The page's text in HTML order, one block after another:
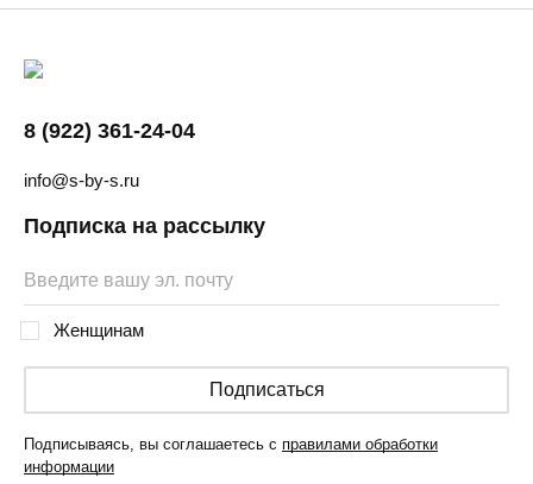
8 (922) 361-24-04
info@s-by-s.ru
Подписка на рассылку
Женщинам
Подписаться
Подписываясь, вы соглашаетесь с правилами обработки
информации